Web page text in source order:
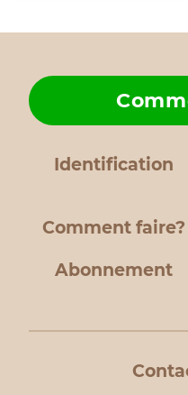
Identification
Comment faire?
Abonnement